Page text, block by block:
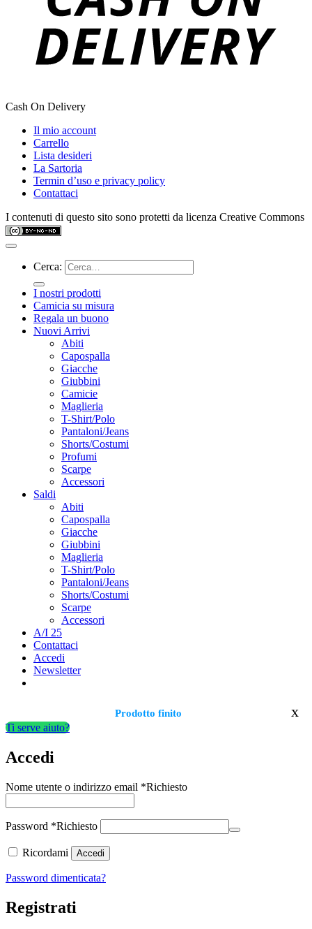
Cash On Delivery
Il mio account
Carrello
Lista desideri
La Sartoria
Termin d’uso e privacy policy
Contattaci
I contenuti di questo sito sono protetti da licenza Creative Commons
Cerca:
I nostri prodotti
Camicia su misura
Regala un buono
Nuovi Arrivi
Abiti
Capospalla
Giacche
Giubbini
Camicie
Maglieria
T-Shirt/Polo
Pantaloni/Jeans
Shorts/Costumi
Profumi
Scarpe
Accessori
Saldi
Abiti
Capospalla
Giacche
Giubbini
Maglieria
T-Shirt/Polo
Pantaloni/Jeans
Shorts/Costumi
Scarpe
Accessori
A/I 25
Contattaci
Accedi
Newsletter
Prodotto finito x
Ti serve aiuto?
Accedi
Nome utente o indirizzo email *Richiesto
Password *Richiesto
Ricordami Accedi
Password dimenticata?
Registrati